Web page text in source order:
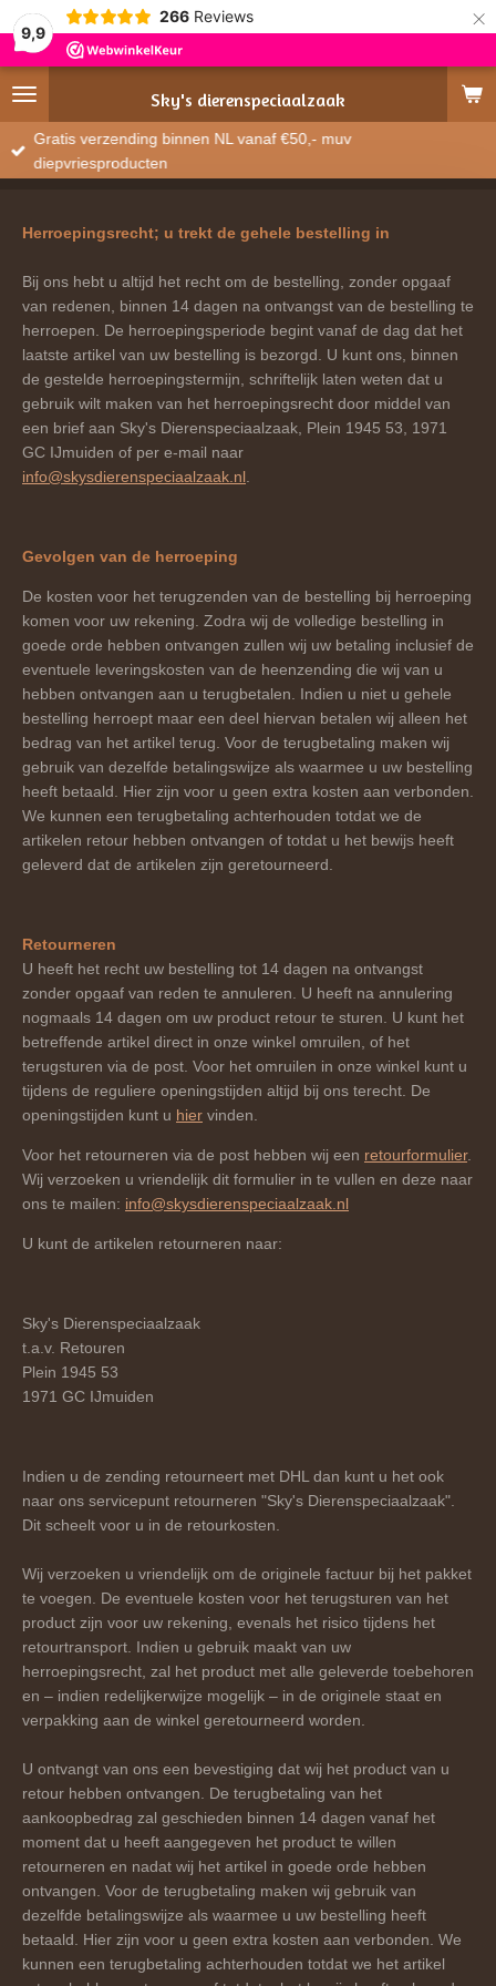
9,9
266 Reviews ×
Sky's dierenspeciaalzaak
Gratis verzending binnen NL vanaf €50,- muv
diepvriesproducten
Herroepingsrecht; u trekt de gehele bestelling in
Bij ons hebt u altijd het recht om de bestelling, zonder opgaaf
van redenen, binnen 14 dagen na ontvangst van de bestelling te
herroepen. De herroepingsperiode begint vanaf de dag dat het
laatste artikel van uw bestelling is bezorgd. U kunt ons, binnen
de gestelde herroepingstermijn, schriftelijk laten weten dat u
gebruik wilt maken van het herroepingsrecht door middel van
een brief aan Sky's Dierenspeciaalzaak, Plein 1945 53, 1971
GC IJmuiden of per e-mail naar
info@skysdierenspeciaalzaak.nl
Gevolgen van de herroeping
De kosten voor het terugzenden van de bestelling bij herroeping
komen voor uw rekening. Zodra wij de volledige bestelling in
goede orde hebben ontvangen zullen wij uw betaling inclusief de
eventuele leveringskosten van de heenzending die wij van u
hebben ontvangen aan u terugbetalen. Indien u niet u gehele
bestelling herroept maar een deel hiervan betalen wij alleen het
bedrag van het artikel terug. Voor de terugbetaling maken wij
gebruik van dezelfde betalingswijze als waarmee u uw bestelling
heeft betaald. Hier zijn voor u geen extra kosten aan verbonden.
We kunnen een terugbetaling achterhouden totdat we de
artikelen retour hebben ontvangen of totdat u het bewijs heeft
geleverd dat de artikelen zijn geretourneerd.
Retourneren
U heeft het recht uw bestelling tot 14 dagen na ontvangst
zonder opgaaf van reden te annuleren. U heeft na annulering
nogmaals 14 dagen om uw product retour te sturen. U kunt het
betreffende artikel direct in onze winkel omruilen, of het
terugsturen via de post. Voor het omruilen in onze winkel kunt u
tijdens de reguliere openingstijden altijd bij ons terecht. De
openingstijden kunt u hier vinden.
Voor het retourneren via de post hebben wij een retourformulier.
Wij verzoeken u vriendelijk dit formulier in te vullen en deze naar
ons te mailen: info@skysdierenspeciaalzaak.nl
U kunt de artikelen retourneren naar:
Sky's Dierenspeciaalzaak
t.a.v. Retouren
Plein 1945 53
1971 GC IJmuiden
Indien u de zending retourneert met DHL dan kunt u het ook
naar ons servicepunt retourneren "Sky's Dierenspeciaalzaak".
Dit scheelt voor u in de retourkosten.
Wij verzoeken u vriendelijk om de originele factuur bij het pakket
te voegen. De eventuele kosten voor het terugsturen van het
product zijn voor uw rekening, evenals het risico tijdens het
retourtransport. Indien u gebruik maakt van uw
herroepingsrecht, zal het product met alle geleverde toebehoren
en – indien redelijkerwijze mogelijk – in de originele staat en
verpakking aan de winkel geretourneerd worden.
U ontvangt van ons een bevestiging dat wij het product van u
retour hebben ontvangen. De terugbetaling van het
aankoopbedrag zal geschieden binnen 14 dagen vanaf het
moment dat u heeft aangegeven het product te willen
retourneren en nadat wij het artikel in goede orde hebben
ontvangen. Voor de terugbetaling maken wij gebruik van
dezelfde betalingswijze als waarmee u uw bestelling heeft
betaald. Hier zijn voor u geen extra kosten aan verbonden. We
kunnen een terugbetaling achterhouden totdat we het artikel